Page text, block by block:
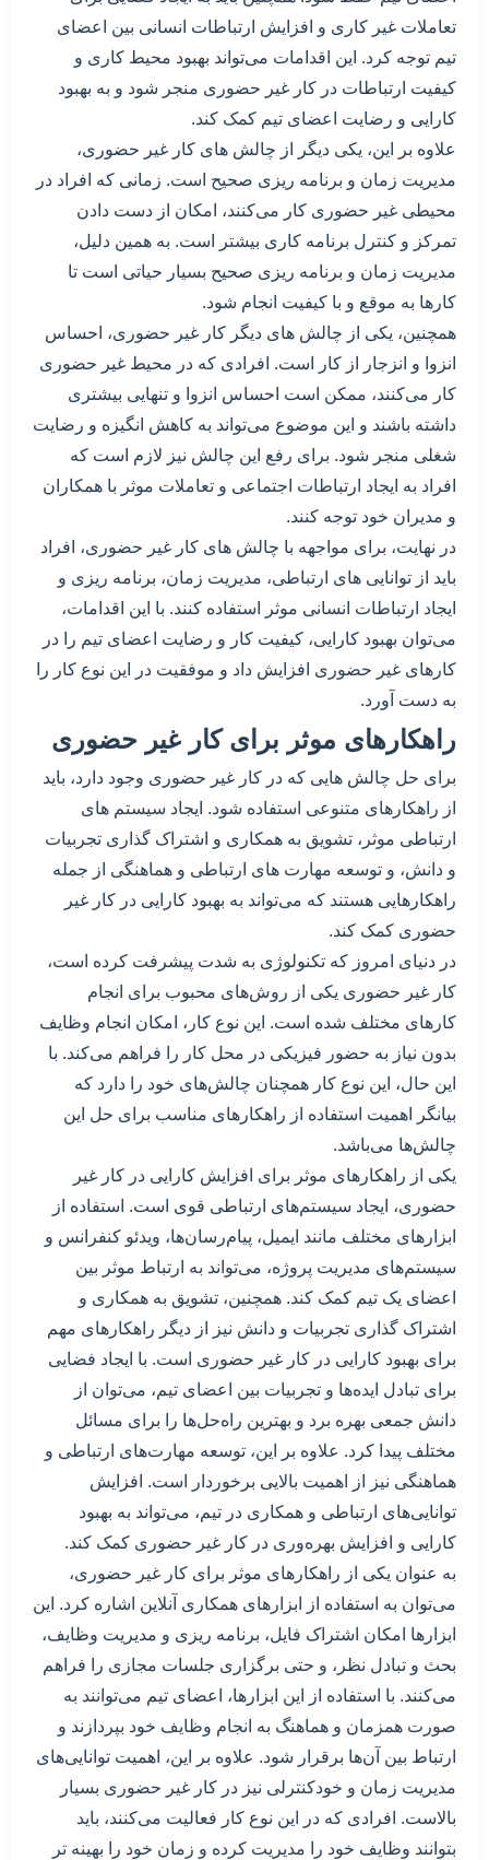
تعاملات غیر کاری و افزایش ارتباطات انسانی بین اعضای
تیم توجه کرد. این اقدامات می‌تواند بهبود محیط کاری و
کیفیت ارتباطات در کار غیر حضوری منجر شود و به بهبود
کارایی و رضایت اعضای تیم کمک کند.
علاوه بر این، یکی دیگر از چالش های کار غیر حضوری،
مدیریت زمان و برنامه ریزی صحیح است. زمانی که افراد در
محیطی غیر حضوری کار می‌کنند، امکان از دست دادن
تمرکز و کنترل برنامه کاری بیشتر است. به همین دلیل،
مدیریت زمان و برنامه ریزی صحیح بسیار حیاتی است تا
کارها به موقع و با کیفیت انجام شود.
همچنین، یکی از چالش های دیگر کار غیر حضوری، احساس
انزوا و انزجار از کار است. افرادی که در محیط غیر حضوری
کار می‌کنند، ممکن است احساس انزوا و تنهایی بیشتری
داشته باشند و این موضوع می‌تواند به کاهش انگیزه و رضایت
شغلی منجر شود. برای رفع این چالش نیز لازم است که
افراد به ایجاد ارتباطات اجتماعی و تعاملات موثر با همکاران
و مدیران خود توجه کنند.
در نهایت، برای مواجهه با چالش های کار غیر حضوری، افراد
باید از توانایی های ارتباطی، مدیریت زمان، برنامه ریزی و
ایجاد ارتباطات انسانی موثر استفاده کنند. با این اقدامات،
می‌توان بهبود کارایی، کیفیت کار و رضایت اعضای تیم را در
کارهای غیر حضوری افزایش داد و موفقیت در این نوع کار را
به دست آورد.
راهکارهای موثر برای کار غیر حضوری
برای حل چالش هایی که در کار غیر حضوری وجود دارد، باید
از راهکارهای متنوعی استفاده شود. ایجاد سیستم های
ارتباطی موثر، تشویق به همکاری و اشتراک گذاری تجربیات
و دانش، و توسعه مهارت های ارتباطی و هماهنگی از جمله
راهکارهایی هستند که می‌تواند به بهبود کارایی در کار غیر
حضوری کمک کند.
در دنیای امروز که تکنولوژی به شدت پیشرفت کرده است،
کار غیر حضوری یکی از روش‌های محبوب برای انجام
کارهای مختلف شده است. این نوع کار، امکان انجام وظایف
بدون نیاز به حضور فیزیکی در محل کار را فراهم می‌کند. با
این حال، این نوع کار همچنان چالش‌های خود را دارد که
بیانگر اهمیت استفاده از راهکارهای مناسب برای حل این
چالش‌ها می‌باشد.
یکی از راهکارهای موثر برای افزایش کارایی در کار غیر
حضوری، ایجاد سیستم‌های ارتباطی قوی است. استفاده از
ابزارهای مختلف مانند ایمیل، پیام‌رسان‌ها، ویدئو کنفرانس و
سیستم‌های مدیریت پروژه، می‌تواند به ارتباط موثر بین
اعضای یک تیم کمک کند. همچنین، تشویق به همکاری و
اشتراک گذاری تجربیات و دانش نیز از دیگر راهکارهای مهم
برای بهبود کارایی در کار غیر حضوری است. با ایجاد فضایی
برای تبادل ایده‌ها و تجربیات بین اعضای تیم، می‌توان از
دانش جمعی بهره برد و بهترین راه‌حل‌ها را برای مسائل
مختلف پیدا کرد. علاوه بر این، توسعه مهارت‌های ارتباطی و
هماهنگی نیز از اهمیت بالایی برخوردار است. افزایش
توانایی‌های ارتباطی و همکاری در تیم، می‌تواند به بهبود
کارایی و افزایش بهره‌وری در کار غیر حضوری کمک کند.
به عنوان یکی از راهکارهای موثر برای کار غیر حضوری،
می‌توان به استفاده از ابزارهای همکاری آنلاین اشاره کرد. این
ابزارها امکان اشتراک فایل، برنامه ریزی و مدیریت وظایف،
بحث و تبادل نظر، و حتی برگزاری جلسات مجازی را فراهم
می‌کنند. با استفاده از این ابزارها، اعضای تیم می‌توانند به
صورت همزمان و هماهنگ به انجام وظایف خود بپردازند و
ارتباط بین آن‌ها برقرار شود. علاوه بر این، اهمیت توانایی‌های
مدیریت زمان و خودکنترلی نیز در کار غیر حضوری بسیار
بالاست. افرادی که در این نوع کار فعالیت می‌کنند، باید
بتوانند وظایف خود را مدیریت کرده و زمان خود را بهینه تر